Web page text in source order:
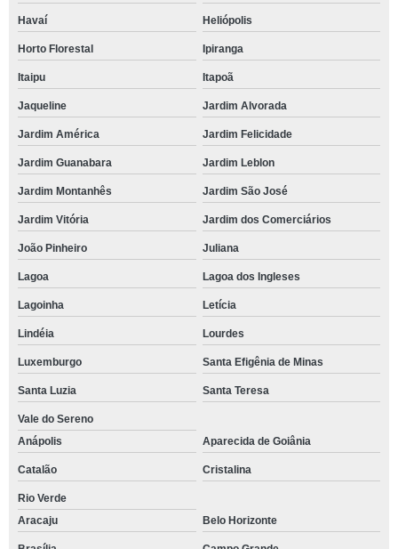
Havaí Heliópolis
Horto Florestal Ipiranga
Itaipu Itapoã
Jaqueline Jardim Alvorada
Jardim América Jardim Felicidade
Jardim Guanabara Jardim Leblon
Jardim Montanhês Jardim São José
Jardim Vitória Jardim dos Comerciários
João Pinheiro Juliana
Lagoa Lagoa dos Ingleses
Lagoinha Letícia
Lindéia Lourdes
Luxemburgo Santa Efigênia de Minas
Santa Luzia Santa Teresa
Vale do Sereno
Anápolis
Aparecida de Goiânia
Catalão Cristalina
Rio Verde
Aracaju
Belo Horizonte